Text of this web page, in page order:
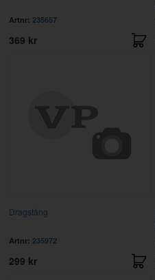
Artnr: 235657
369 kr
Dragstång
Artnr: 235972
299 kr